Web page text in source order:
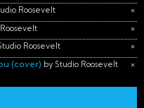
×
Roosevelt
×
×
Roosevelt
×
(cover) by Studio Roosevelt